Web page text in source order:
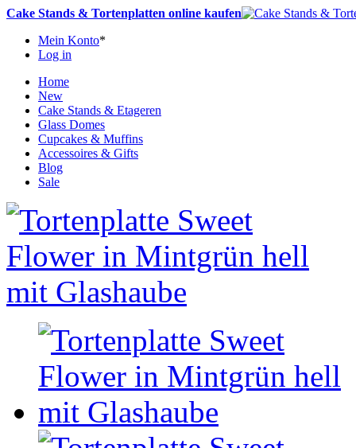
Cake Stands & Tortenplatten online kaufen
Mein Konto*
Log in
Home
New
Cake Stands & Etageren
Glass Domes
Cupcakes & Muffins
Accessoires & Gifts
Blog
Sale